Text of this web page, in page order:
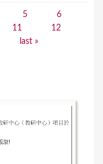
5
6
11
12
last »